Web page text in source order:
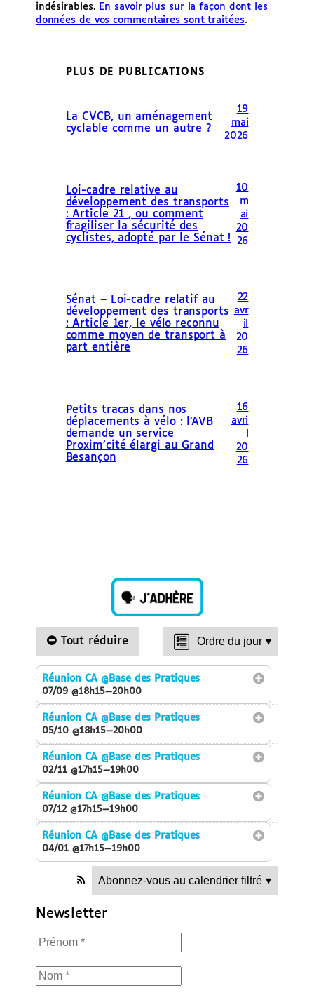
indésirables. En savoir plus sur la façon dont les
données de vos commentaires sont traitées.
PLUS DE PUBLICATIONS
La CVCB, un aménagement
cyclable comme un autre ?
19
mai
2026
Loi-cadre relative au
développement des transports
: Article 21 , ou comment
fragiliser la sécurité des
cyclistes, adopté par le Sénat !
10
m
ai
20
26
Sénat – Loi-cadre relatif au
développement des transports
: Article 1er, le vélo reconnu
comme moyen de transport à
part entière
22
avr
il
20
26
Petits tracas dans nos
déplacements à vélo : l’AVB
demande un service
Proxim’cité élargi au Grand
Besançon
16
avri
20
26
Tout réduire Ordre du jour ▾
Réunion CA@Base des Pratiques
07/09 @18h15—20h00
Réunion CA@Base des Pratiques
05/10 @18h15—20h00
Réunion CA@Base des Pratiques
02/11 @17h15—19h00
Réunion CA@Base des Pratiques
07/12 @17h15—19h00
Réunion CA@Base des Pratiques
04/01 @17h15—19h00
Abonnez-vous au calendrier filtré ▾
Newsletter